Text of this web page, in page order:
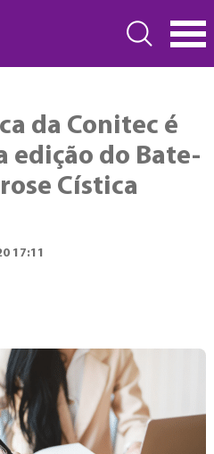
da Conitec é
edição do Bate-
Cística
17:11